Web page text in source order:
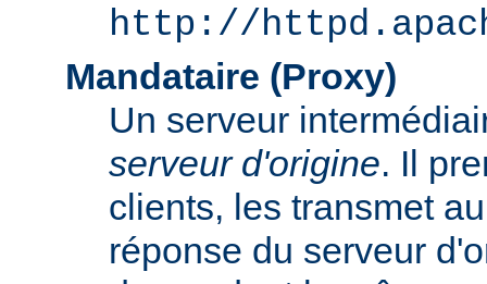
http://
Mandataire (Proxy)
Un serveur
serveur d'origine. Il
clients, les transmet
réponse du serveur